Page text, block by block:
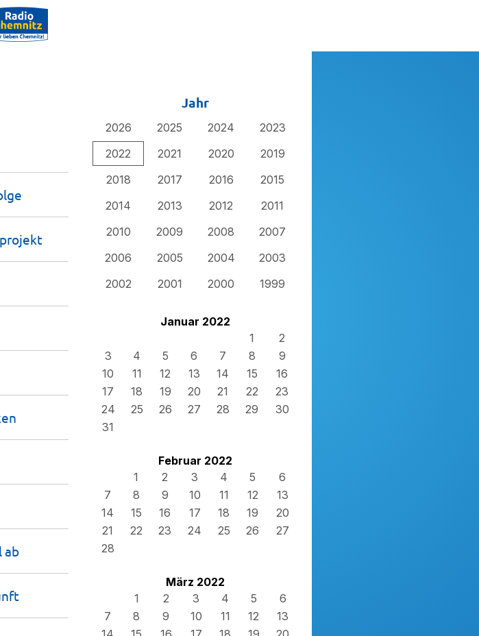
Jahr
2026 2025 2024
2023
2022
2021 2020
2019
2018
2017 2016
2015
2014
2013 2012
2011
2010
2009 2008
2007
2006
2005 2004
2003
2002
2001 2000 1999
Januar 2022
1
2
3
4 5 6 7 8
9
10
11 12 13 14 15
16
17
18 19 20 21 22
23
24
25 26 27 28 29
30
31
Februar 2022
1
2 3 4 5
6
7
8 9 10 11 12
13
14
15 16 17 18 19
20
21
22 23 24 25 26
27
28
März 2022
1
2 3 4 5
6
7
8 9 10 11 12
13
ab